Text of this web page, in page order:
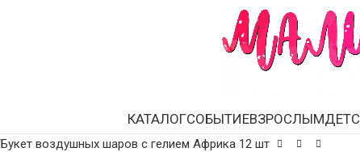
КАТАЛОГСОБЫТИЕВЗРОСЛЫМ
Букет воздушных шаров с гелием Африка 12 шт